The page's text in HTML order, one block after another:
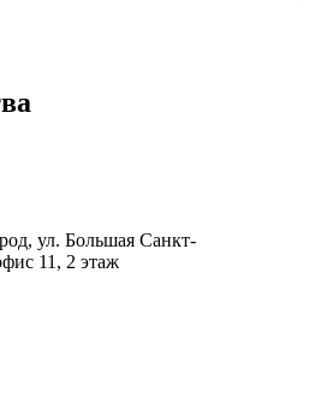
ул. Большая Санкт-
11, 2 этаж